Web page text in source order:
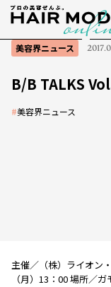
美容界ニュース
B/B TALKS
#美容界ニュース
主催／（株）ライオン
（月）13：00 場所／